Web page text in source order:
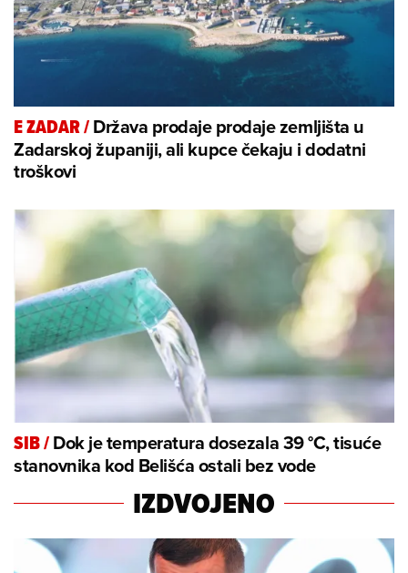
E ZADAR/Država prodaje prodaje zemljišta u
Zadarskoj županiji, ali kupce čekaju i dodatni
troškovi
SIB/Dok je temperatura dosezala 39 °C, tisuće
stanovnika kod Belišća ostali bez vode
IZDVOJENO